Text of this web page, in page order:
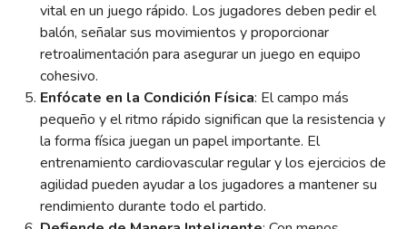
vital en un juego rápido. Los jugadores deben pedir el
balón, señalar sus movimientos y proporcionar
retroalimentación para asegurar un juego en equipo
cohesivo.
Enfócate en la Condición Física: El campo más
pequeño y el ritmo rápido significan que la resistencia y
la forma física juegan un papel importante. El
entrenamiento cardiovascular regular y los ejercicios de
agilidad pueden ayudar a los jugadores a mantener su
rendimiento durante todo el partido.